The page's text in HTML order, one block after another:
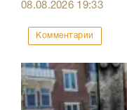
08.08.2026 19:33
Комментарии